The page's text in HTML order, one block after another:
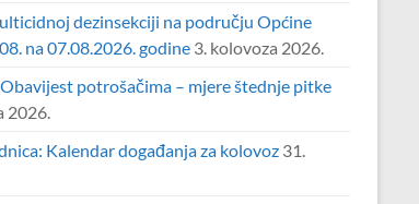
dezinsekciji na području Općine
na 07.08.2026. godine 3. kolovoza 2026.
potrošačima – mjere štednje pitke
2026.
Kalendar događanja za kolovoz 31.